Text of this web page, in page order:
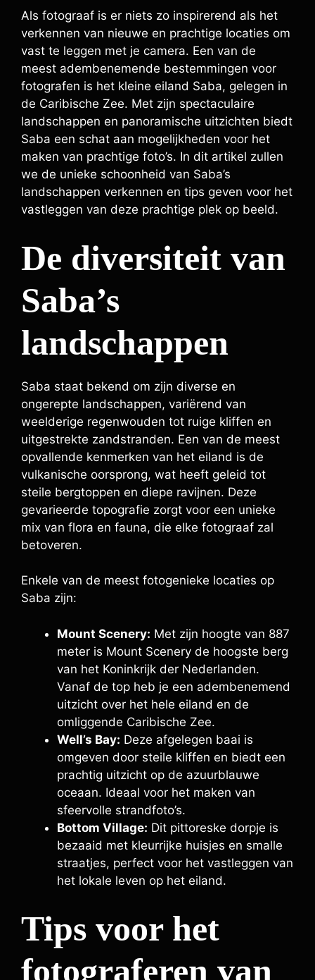
Als fotograaf is er niets zo inspirerend als het
verkennen van nieuwe en prachtige locaties om
vast te leggen met je camera. Een van de
meest adembenemende bestemmingen voor
fotografen is het kleine eiland Saba, gelegen in
de Caribische Zee. Met zijn spectaculaire
landschappen en panoramische uitzichten biedt
Saba een schat aan mogelijkheden voor het
maken van prachtige foto’s. In dit artikel zullen
we de unieke schoonheid van Saba’s
landschappen verkennen en tips geven voor het
vastleggen van deze prachtige plek op beeld.
De diversiteit van
Saba’s
landschappen
Saba staat bekend om zijn diverse en
ongerepte landschappen, variërend van
weelderige regenwouden tot ruige kliffen en
uitgestrekte zandstranden. Een van de meest
opvallende kenmerken van het eiland is de
vulkanische oorsprong, wat heeft geleid tot
steile bergtoppen en diepe ravijnen. Deze
gevarieerde topografie zorgt voor een unieke
mix van flora en fauna, die elke fotograaf zal
betoveren.
Enkele van de meest fotogenieke locaties op
Saba zijn:
Mount Scenery: Met zijn hoogte van 887
meter is Mount Scenery de hoogste berg
van het Koninkrijk der Nederlanden.
Vanaf de top heb je een adembenemend
uitzicht over het hele eiland en de
omliggende Caribische Zee.
Well’s Bay: Deze afgelegen baai is
omgeven door steile kliffen en biedt een
prachtig uitzicht op de azuurblauwe
oceaan. Ideaal voor het maken van
sfeervolle strandfoto’s.
Bottom Village: Dit pittoreske dorpje is
bezaaid met kleurrijke huisjes en smalle
straatjes, perfect voor het vastleggen van
het lokale leven op het eiland.
Tips voor het
fotograferen van